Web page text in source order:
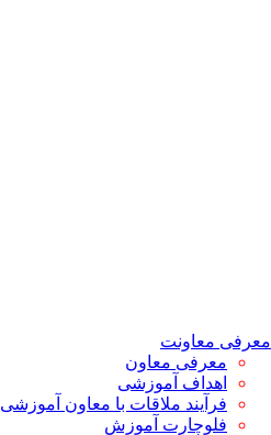
معرفی معاونت
معرفی معاون
اهداف آموزشی
فرآیند ملاقات با معاون آموزشی
فلوچارت آموزش